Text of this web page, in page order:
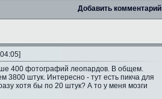
Добавить комментарий
400 фотографий леопардов. В общем.
3800 штук. Интересно - тут есть пикча для
хотя бы по 20 штук? А то у меня мозги